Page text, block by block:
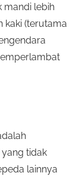
mandi lebih
kaki (terutama
tidak
lainnya